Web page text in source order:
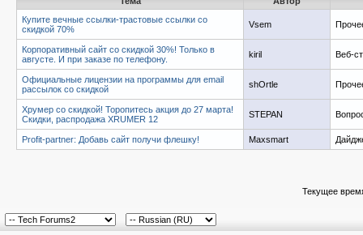
Купите вечные ссылки-трастовые ссылки со
скидкой 70%
Vsem
Корпоративный сайт со скидкой 30%! Только в
августе. И при заказе по телефону.
kiril Веб-
Официальные лицензии на программы для email
рассылок со скидкой
shOrtle
Хрумер со скидкой! Торопитесь акция до 27 марта!
Скидки, распродажа XRUMER 12
STEPAN
Profit-partner: Добавь сайт получи флешку! Maxsmart
Текущее